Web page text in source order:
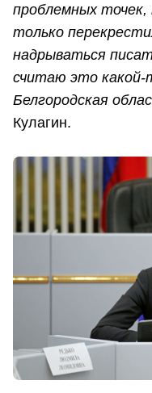
проблемных
только
надрываться
считаю это какой-
Белгородская
Кулагин.